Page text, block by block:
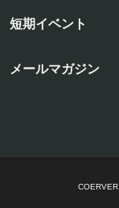
短期イベント
メールマガジン